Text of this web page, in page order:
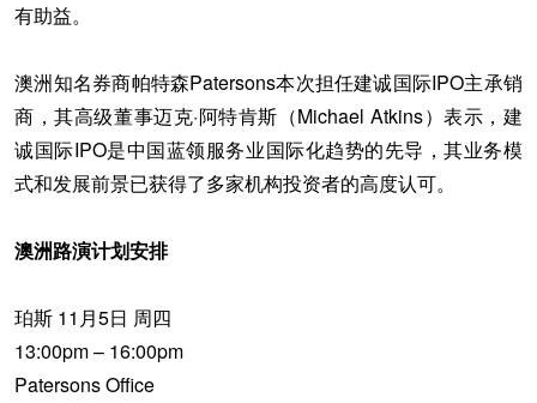
有助益。
澳洲知名券商帕特森Patersons本次担任建诚国际IPO主承销
商，其高级董事迈克·阿特肯斯（Michael Atkins）表示，建
诚国际IPO是中国蓝领服务业国际化趋势的先导，其业务模
式和发展前景已获得了多家机构投资者的高度认可。
澳洲路演计划安排
珀斯 11月5日 周四
13:00pm – 16:00pm
Patersons Office